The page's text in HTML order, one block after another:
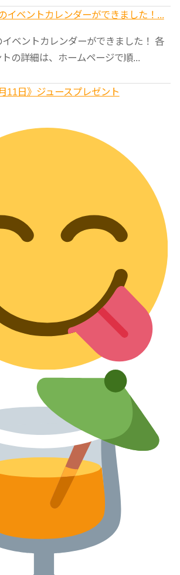
イベントカレンダーができました！...
イベントカレンダーができました！ 各
トの詳細は、ホームページで順...
11日》ジュースプレゼント